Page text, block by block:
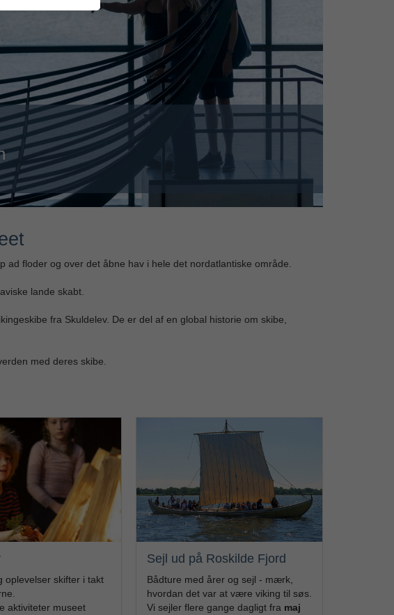
floder og over det åbne hav i hele det nordatlantiske område.
lande skabt.
fra Skuldelev. De er del af en global historie om skibe,
med deres skibe.
oplevelser skifter i takt
aktiviteter museet
Sejl ud på Roskilde Fjord
Bådture med årer og sejl - mærk,
hvordan det var at være viking til søs.
Vi sejler flere gange dagligt fra maj